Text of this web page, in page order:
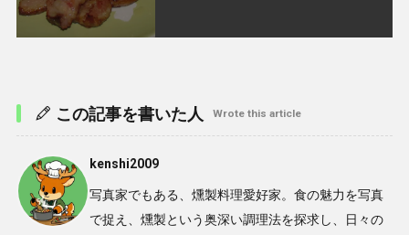
この記事を書いた人 Wrote this article
kenshi2009
写真家でもある、燻製料理愛好家。食の魅力を写真
で捉え、燻製という奥深い調理法を探求し、日々の